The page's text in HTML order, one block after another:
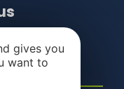
gives you
want to